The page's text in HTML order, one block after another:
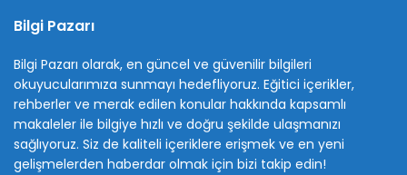
Bilgi Pazarı
Bilgi Pazarı olarak, en güncel ve güvenilir bilgileri
okuyucularımıza sunmayı hedefliyoruz. Eğitici içerikler,
rehberler ve merak edilen konular hakkında kapsamlı
makaleler ile bilgiye hızlı ve doğru şekilde ulaşmanızı
sağlıyoruz. Siz de kaliteli içeriklere erişmek ve en yeni
gelişmelerden haberdar olmak için bizi takip edin!